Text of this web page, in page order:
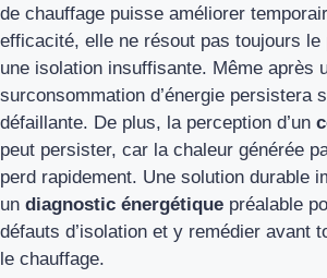
de chauffage puisse améliorer
efficacité, elle ne résout pas toujours le
une isolation insuffisante. Même après
surconsommation d’énergie persistera
défaillante. De plus, la perception d’un
peut persister, car la chaleur générée
perd rapidement. Une solution durable
un diagnostic énergétique préalable
défauts d’isolation et y remédier avant
le chauffage.